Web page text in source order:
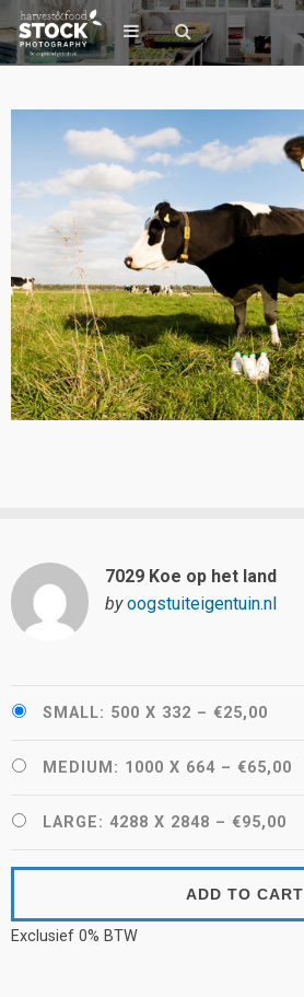
7029 Koe op het land
by oogstuiteigentuin.nl
SMALL: 500 X 332 – €25,00
MEDIUM: 1000 X 664 – €65,00
LARGE: 4288 X 2848 – €95,00
ADD TO CART
Exclusief 0% BTW